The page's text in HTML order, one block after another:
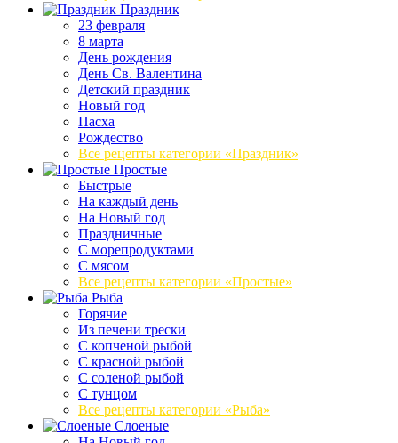
Праздник
23 февраля
8 марта
День рождения
День Св. Валентина
Детский праздник
Новый год
Пасха
Рождество
Все рецепты категории «Праздник»
Простые
Быстрые
На каждый день
На Новый год
Праздничные
С морепродуктами
С мясом
Все рецепты категории «Простые»
Рыба
Горячие
Из печени трески
С копченой рыбой
С красной рыбой
С соленой рыбой
С тунцом
Все рецепты категории «Рыба»
Слоеные